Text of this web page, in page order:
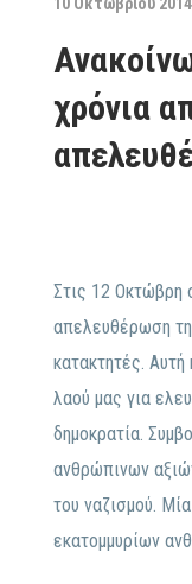
10 Οκτωβρίου 2014
χρόνια
Στις 12 Οκτώβρη
απελευθέρωση
κατακτητές.
λαού μας για
δημοκρατία.
ανθρώπινων
του ναζισμού.
εκατομμυρίων